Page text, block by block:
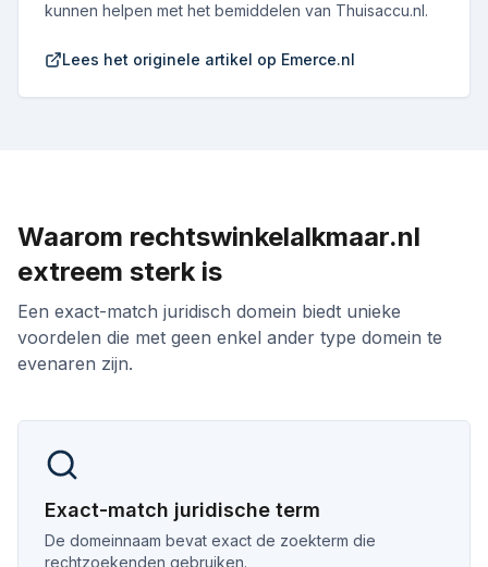
kunnen helpen met het bemiddelen van Thuisaccu.nl.
Lees het originele artikel op Emerce.nl
Waarom rechtswinkelalkmaar.nl
extreem sterk is
Een exact-match juridisch domein biedt unieke
voordelen die met geen enkel ander type domein te
evenaren zijn.
Exact-match juridische term
De domeinnaam bevat exact de zoekterm die
rechtzoekenden gebruiken.